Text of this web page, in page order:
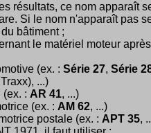
résultats, ce nom apparaît
Si le nom n'apparaît pas
bâtiment ;
le matériel moteur après
(ex. : Série 27, Série
...)
(ex. : AR 41, ...)
(ex. : AM 62, ...)
postale (ex. : APT 35,